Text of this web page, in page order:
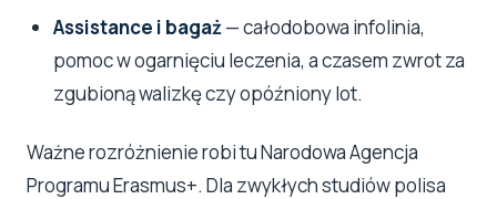
Assistance i bagaż— całodobowa infolinia,
pomoc w ogarnięciu leczenia, a czasem zwrot za
zgubioną walizkę czy opóźniony lot.
Ważne rozróżnienie robi tu Narodowa Agencja
Programu Erasmus+. Dla zwykłych studiów polisa